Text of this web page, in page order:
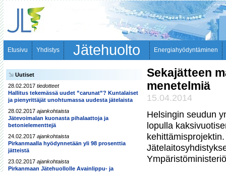
Etusivu Yhdistys Jätehuolto Energiahyödyntäminen
Uutiset
28.02.2017 tiedotteet
Hallitus tekemässä uudet ”carunat”? Kuntalaiset
ja pienyrittäjät unohtumassa uudesta jätelaista
28.02.2017 ajankohtaista
Jätevoimalan kuonasta pihalaattoja ja
betonielementtejä
24.02.2017 ajankohtaista
Pirkanmaalla hyödynnetään yli 98 prosenttia
jätteistä
23.02.2017 ajankohtaista
Pirkanmaan Jätehuollolle Avainlippu- ja
Sekajätteen
menetelmiä
15.04.2014
Helsingin seudun
lopulla